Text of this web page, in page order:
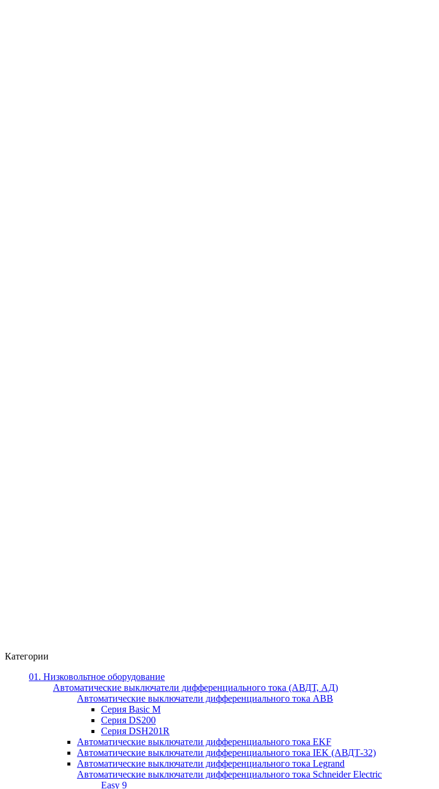
Категории
01. Низковольтное оборудование
Автоматические выключатели дифференциального тока (АВДТ, АД)
Автоматические выключатели дифференциального тока ABB
Серия Basic M
Серия DS200
Серия DSH201R
Автоматические выключатели дифференциального тока EKF
Автоматические выключатели дифференциального тока IEK (АВДТ-32)
Автоматические выключатели дифференциального тока Legrand
Автоматические выключатели дифференциального тока Schneider Electric
Easy 9